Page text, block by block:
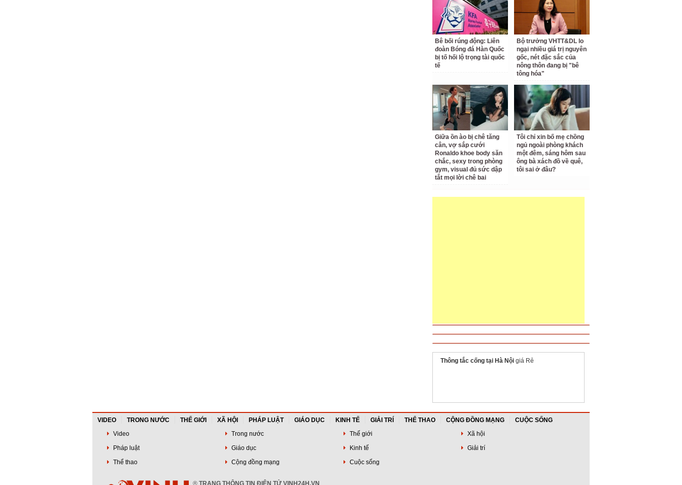
Bê bối rúng động: Liên
đoàn Bóng đá Hàn Quốc
bị tố hối lộ trọng tài quốc
tế
Bộ trưởng VHTT&DL lo
ngại nhiều giá trị nguyên
gốc, nét đặc sắc của
nông thôn đang bị "bê
tông hóa"
Giữa ồn ào bị chê tăng
cân, vợ sắp cưới
Ronaldo khoe body săn
chắc, sexy trong phòng
gym, visual đủ sức dập
tắt mọi lời chê bai
Tôi chỉ xin bố mẹ chồng
ngủ ngoài phòng khách
một đêm, sáng hôm sau
ông bà xách đồ về quê,
tôi sai ở đâu?
Thông tắc cống tại Hà Nội giá Rẻ
VIDEO TRONG NƯỚC THẾ GIỚI XÃ HỘI PHÁP LUẬT GIÁO DỤC KINH TẾ GIẢI TRÍ THỂ THAO CỘNG ĐỒNG MẠNG
CUỘC SỐNG
Video
Trong nước Thế giới
Xã hội
Pháp luật
Giáo dục Kinh tế
Giải trí
Thể thao
Cộng đồng mạng Cuộc sống
® TRANG THÔNG TIN ĐIỆN TỬ VINH24H.VN